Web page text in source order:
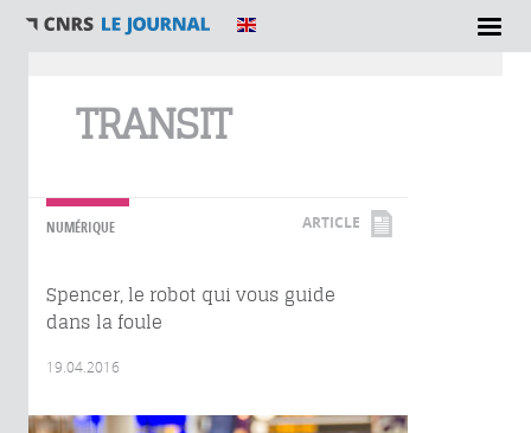
TRANSIT
NUMÉRIQUE ARTICLE
Spencer, le robot qui vous guide
dans la foule
19.04.2016